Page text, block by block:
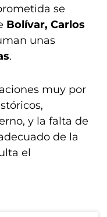
se
Bolívar, Carlos
unas
.
muy por
y la falta de
de la
el